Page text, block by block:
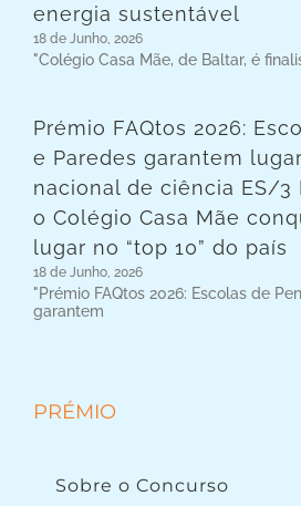
energia sustentável
18 de Junho, 2026
"Colégio Casa Mãe, de Baltar, é
Prémio FAQtos 2026:
e Paredes garantem
nacional de ciência ES/3
o Colégio Casa Mãe
lugar no “top 10” do país
18 de Junho, 2026
"Prémio FAQtos 2026: Escolas de
garantem
PRÉMIO
Sobre o Concurso